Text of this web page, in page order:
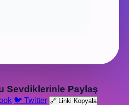
Sevdiklerinle Paylaş
🐦 Twitter 🔗 Linki Kopyala